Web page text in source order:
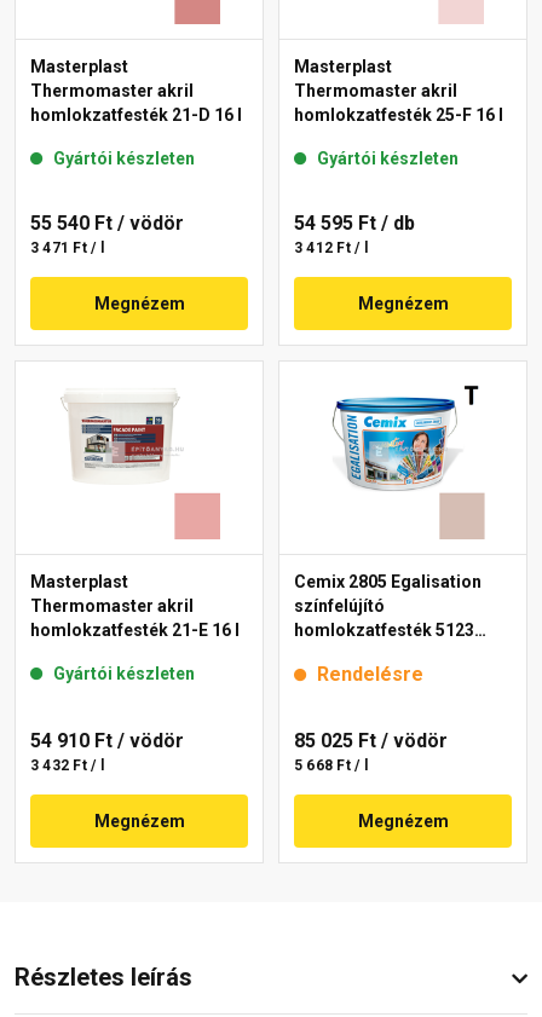
Masterplast
Thermomaster akril
homlokzatfesték 21-D 16 l
Gyártói készleten
55 540 Ft / vödör
3 471 Ft / l
Megnézem
Masterplast
Thermomaster akril
homlokzatfesték 25-F 16 l
Gyártói készleten
54 595 Ft / db
3 412 Ft / l
Megnézem
Masterplast
Thermomaster akril
homlokzatfesték 21-E 16 l
Gyártói készleten
54 910 Ft / vödör
3 432 Ft / l
Megnézem
Cemix 2805 Egalisation
színfelújító
homlokzatfesték 5123
Rendelésre
85 025 Ft / vödör
5 668 Ft / l
Megnézem
Részletes leírás